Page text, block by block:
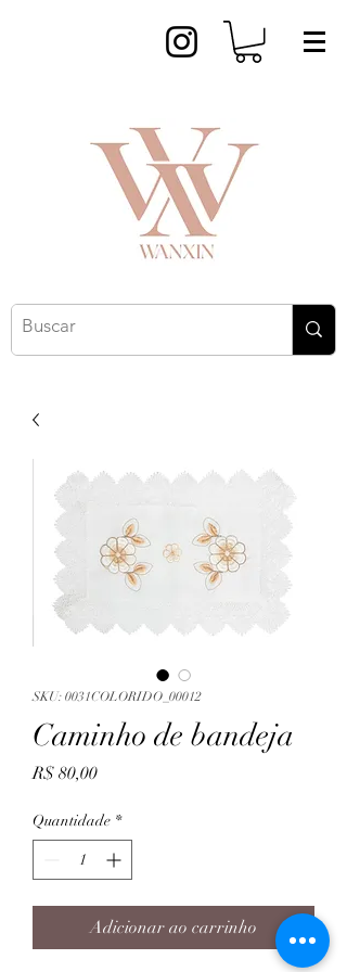
SKU: 0031COLORIDO_00012
Caminho de bandeja
R$ 80,00Preço
Quantidade *
Adicionar ao carrinho